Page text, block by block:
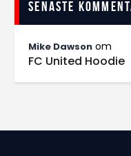
Senaste
Mike Dawson om
FC United Hoodie